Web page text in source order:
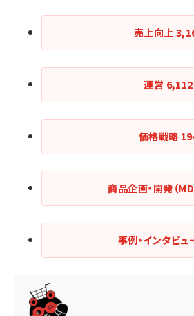
売上向上
運営 6,112
価格戦略
商品企画・開発（MD
事例・インタビュ